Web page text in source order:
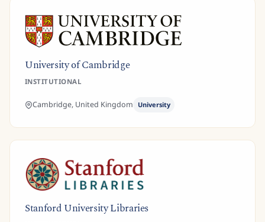
University of Cambridge
INSTITUTIONAL
Cambridge, United Kingdom University
Stanford University Libraries